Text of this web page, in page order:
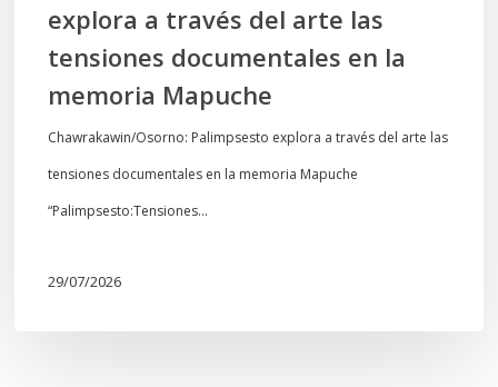
memoria
Mapuche
explora a través del arte las
tensiones documentales en la
memoria Mapuche
Chawrakawin/Osorno: Palimpsesto explora a través del arte las
tensiones documentales en la memoria Mapuche
“Palimpsesto:Tensiones…
29/07/2026